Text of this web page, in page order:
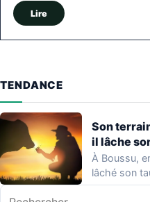
Lire
TENDANCE
Son
il lâche
À Boussu,
lâché son